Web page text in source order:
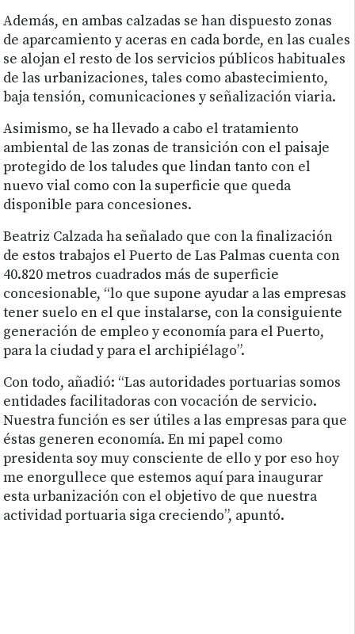
Además, en ambas calzadas se han dispuesto zonas
de aparcamiento y aceras en cada borde, en las cuales
se alojan el resto de los servicios públicos habituales
de las urbanizaciones, tales como abastecimiento,
baja tensión, comunicaciones y señalización viaria.
Asimismo, se ha llevado a cabo el tratamiento
ambiental de las zonas de transición con el paisaje
protegido de los taludes que lindan tanto con el
nuevo vial como con la superficie que queda
disponible para concesiones.
Beatriz Calzada ha señalado que con la finalización
de estos trabajos el Puerto de Las Palmas cuenta con
40.820 metros cuadrados más de superficie
concesionable, “lo que supone ayudar a las empresas
tener suelo en el que instalarse, con la consiguiente
generación de empleo y economía para el Puerto,
para la ciudad y para el archipiélago”.
Con todo, añadió: “Las autoridades portuarias somos
entidades facilitadoras con vocación de servicio.
Nuestra función es ser útiles a las empresas para que
éstas generen economía. En mi papel como
presidenta soy muy consciente de ello y por eso hoy
me enorgullece que estemos aquí para inaugurar
esta urbanización con el objetivo de que nuestra
actividad portuaria siga creciendo”, apuntó.